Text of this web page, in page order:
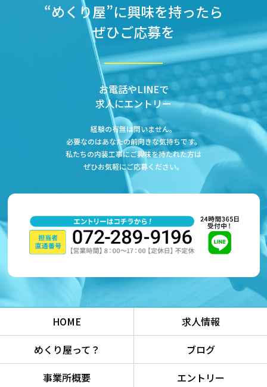
“めくり屋”に興味を持ったら
ぜひご応募を
お電話やLINEで
求人にエントリー
経験の有無は問いません。
必要なのはあなたの前向きな気持ちです。
私たちの内装工事にご興味を持たれた方は
ぜひお気軽にご応募ください。
HOME
求人情報
めくり屋って？
ブログ
事業所概要
エントリー